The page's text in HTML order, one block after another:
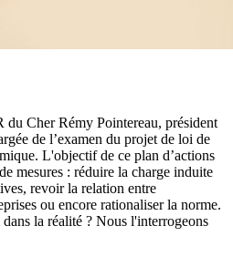
du Cher Rémy Pointereau, président
de l’examen du projet de loi de
L'objectif de ce plan d’actions
mesures : réduire la charge induite
revoir la relation entre
ou encore rationaliser la norme.
la réalité ? Nous l'interrogeons